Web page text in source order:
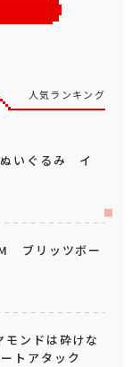
人気ランキング
いぐるみ イ
ブリッツボー
モンドは砕けな
トアタック